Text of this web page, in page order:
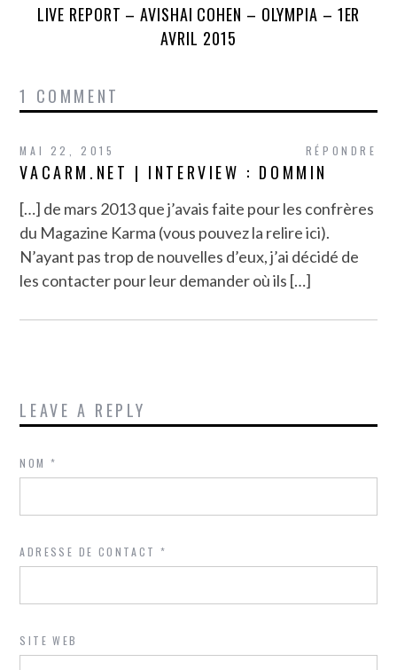
LIVE REPORT – AVISHAI COHEN – OLYMPIA – 1ER
AVRIL 2015
1 COMMENT
RÉPONDRE
MAI 22, 2015
VACARM.NET | INTERVIEW : DOMMIN
[…] de mars 2013 que j’avais faite pour les confrères
du Magazine Karma (vous pouvez la relire ici).
N’ayant pas trop de nouvelles d’eux, j’ai décidé de
les contacter pour leur demander où ils […]
LEAVE A REPLY
NOM*
ADRESSE DE CONTACT*
SITE WEB